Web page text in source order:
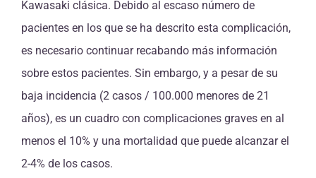
Kawasaki clásica. Debido al escaso número de
pacientes en los que se ha descrito esta complicación,
es necesario continuar recabando más información
sobre estos pacientes. Sin embargo, y a pesar de su
baja incidencia (2 casos / 100.000 menores de 21
años), es un cuadro con complicaciones graves en al
menos el 10% y una mortalidad que puede alcanzar el
2-4% de los casos.